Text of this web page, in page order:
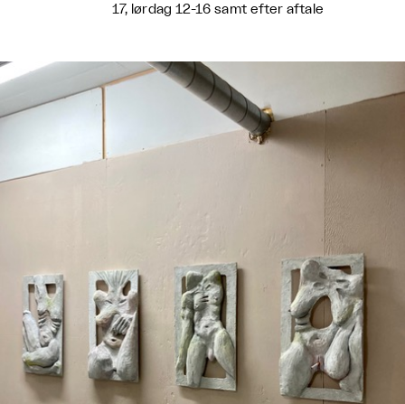
17, lørdag 12-16 samt efter aftale